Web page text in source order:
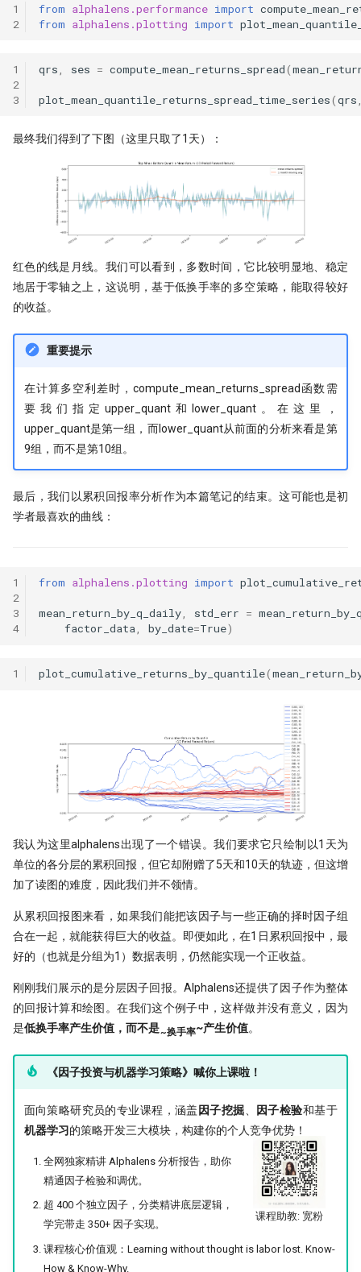
1
2
from alphalens.performance import
from alphalens.plotting import
1
2
3
qrs, ses = compute_mean_returns_spread(
plot_mean_quantile_returns_spread_time_series(qrs
最终我们得到了下图（这里只取了1天）：
红色的线是月线。我们可以看到，多数时间，它比较明显地、稳定
地居于零轴之上，这说明，基于低换手率的多空策略，能取得较好
的收益。
重要提示
在计算多空利差时，compute_mean_returns_spread函数需
要我们指定upper_quant和lower_quant。在这里，
upper_quant是第一组，而lower_quant从前面的分析来看是第
9组，而不是第10组。
最后，我们以累积回报率分析作为本篇笔记的结束。这可能也是初
学者最喜欢的曲线：
1
2
3
4
from alphalens.plotting import
mean_return_by_q_daily, std_err =
factor_data, by_date=True)
1 plot_cumulative_returns_by_quantile(
我认为这里alphalens出现了一个错误。我们要求它只绘制以1天为
单位的各分层的累积回报，但它却附赠了5天和10天的轨迹，但这增
加了读图的难度，因此我们并不领情。
从累积回报图来看，如果我们能把该因子与一些正确的择时因子组
合在一起，就能获得巨大的收益。即便如此，在1日累积回报中，最
好的（也就是分组为1）数据表明，仍然能实现一个正收益。
刚刚我们展示的是分层因子回报。Alphalens还提供了因子作为整体
的回报计算和绘图。在我们这个例子中，这样做并没有意义，因为
是低换手率产生价值，而不是~换手率~产生价值。
《因子投资与机器学习策略》喊你上课啦！
面向策略研究员的专业课程，涵盖因子挖掘 因子检验和基于
机器学习的策略开发三大模块，构建你的个人竞争优势！
课程助教: 宽粉
全网独家精讲 Alphalens 分析报告，助你
精通因子检验和调优。
超 400 个独立因子，分类精讲底层逻辑，
学完带走 350+ 因子实现。
课程核心价值观：Learning without thought is labor lost. Know-
How & Know-Why.